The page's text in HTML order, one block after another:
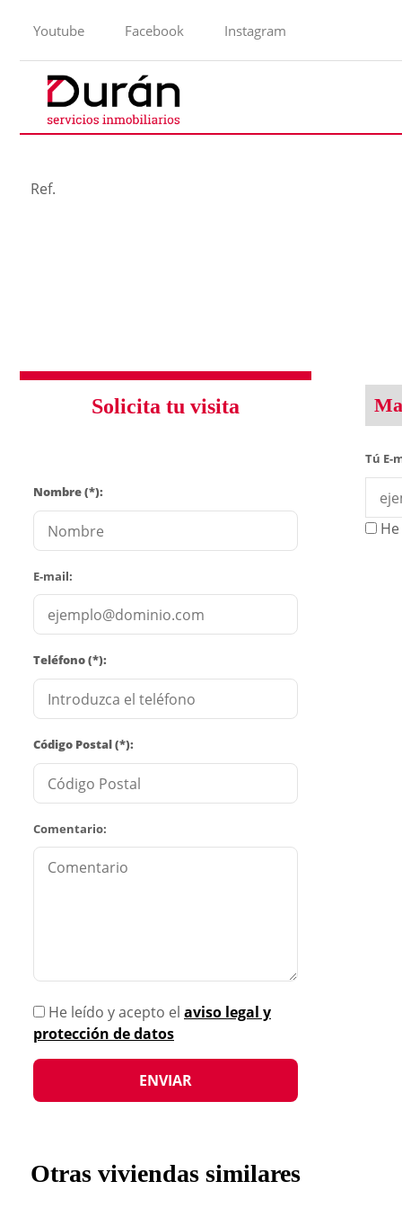
Youtube Facebook Instagram
Ref.
Solicita tu visita
Nombre (*):
E-mail:
Teléfono (*):
Código Postal (*):
Comentario:
He leído y acepto el aviso legal y
protección de datos
Tú E-
Otras viviendas similares